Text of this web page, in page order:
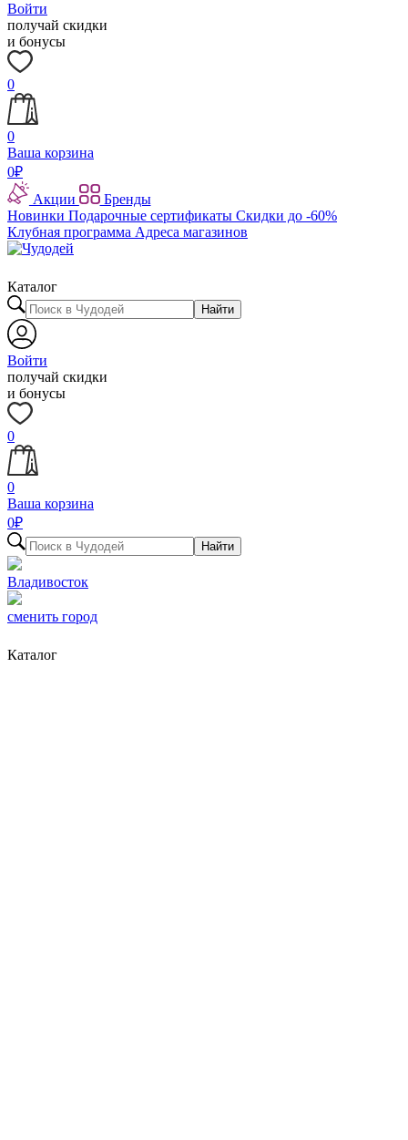
Войти
получай скидки
и бонусы
0
0
Ваша корзина
0₽
Акции
Бренды
Новинки Подарочные сертификаты Скидки до -60%
Клубная программа Адреса магазинов
Каталог
Найти
Войти
получай скидки
и бонусы
0
0
Ваша корзина
0₽
Найти
Владивосток
сменить город
Каталог